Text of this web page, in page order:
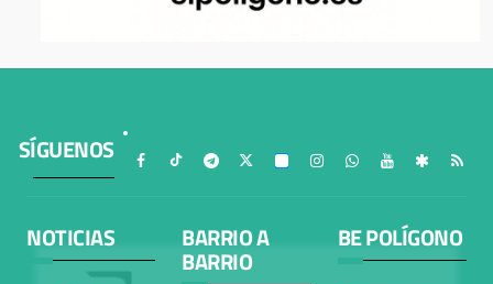
SÍGUENOS
NOTICIAS BARRIO A
BARRIO
BE POLÍGONO